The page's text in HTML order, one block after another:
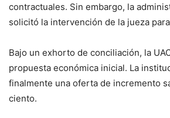
contractuales. Sin embargo, la
solicitó la intervención de la jueza
Bajo un exhorto de conciliación, la
propuesta económica inicial. La
finalmente una oferta de incremento
ciento.